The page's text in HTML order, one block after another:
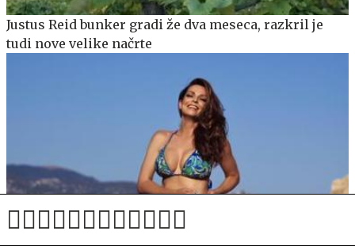
Justus Reid bunker gradi že dva meseca, razkril je
tudi nove velike načrte